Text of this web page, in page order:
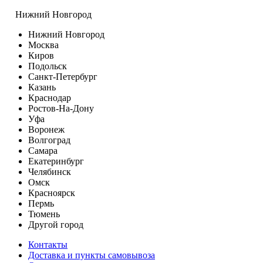
Нижний Новгород
Нижний Новгород
Москва
Киров
Подольск
Санкт-Петербург
Казань
Краснодар
Ростов-На-Дону
Уфа
Воронеж
Волгоград
Самара
Екатеринбург
Челябинск
Омск
Красноярск
Пермь
Тюмень
Другой город
Контакты
Доставка и пункты самовывоза